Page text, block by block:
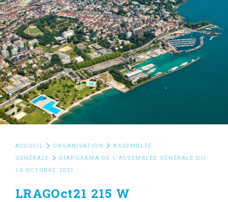
ACCUEIL ORGANISATION
ASSEMBLÉE
GÉNÉRALE
DIAPORAMA DE L’ASSEMBLÉE GÉNÉRALE DU
13 OCTOBRE 2021
LRAGOct21 215 W